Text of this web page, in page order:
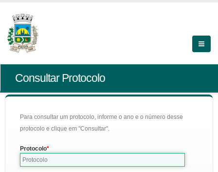
Consultar Protocolo
Para consultar um protocolo, informe o ano e o número desse
protocolo e clique em "Consultar".
Protocolo